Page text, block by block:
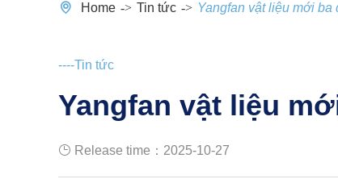
Home Tin tức Yangfan vật liệu mới ba
----Tin tức
Yangfan vật liệu
Release time：2025-10-27